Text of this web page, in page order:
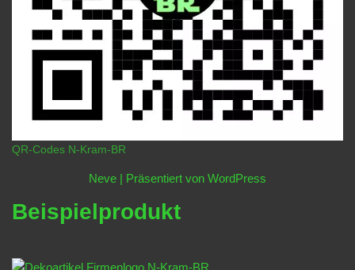
QR-Codes N-Kram-BR
Neve | Präsentiert von WordPress
Beispielprodukt